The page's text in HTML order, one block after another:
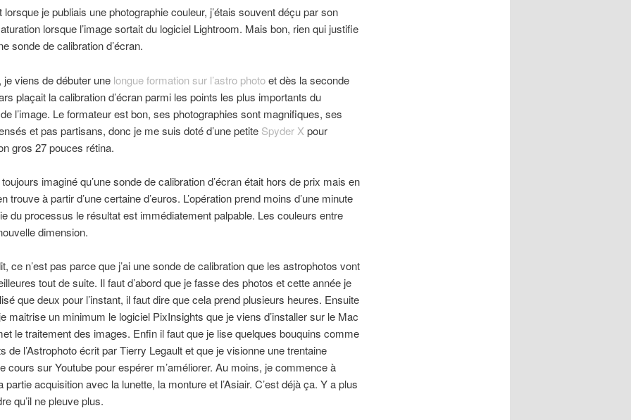
lorsque je publiais une photographie couleur, j’étais souvent déçu par son
lorsque l’image sortait du logiciel Lightroom. Mais bon, rien qui justifie
sonde de calibration d’écran.
je viens de débuter une longue formation sur l’astro photoet dès la seconde
plaçait la calibration d’écran parmi les points les plus importants du
l’image. Le formateur est bon, ses photographies sont magnifiques, ses
et pas partisans, donc je me suis doté d’une petite Spyder X pour
gros 27 pouces rétina.
imaginé qu’une sonde de calibration d’écran était hors de prix mais en
trouve à partir d’une certaine d’euros. L’opération prend moins d’une minute
du processus le résultat est immédiatement palpable. Les couleurs entre
dimension.
ce n’est pas parce que j’ai une sonde de calibration que les astrophotos vont
tout de suite. Il faut d’abord que je fasse des photos et cette année je
que deux pour l’instant, il faut dire que cela prend plusieurs heures. Ensuite
maitrise un minimum le logiciel PixInsights que je viens d’installer sur le Mac
le traitement des images. Enfin il faut que je lise quelques bouquins comme
de l’Astrophoto écrit par Tierry Legault et que je visionne une trentaine
cours sur Youtube pour espérer m’améliorer. Au moins, je commence à
partie acquisition avec la lunette, la monture et l’Asiair. C’est déjà ça. Y a plus
qu’il ne pleuve plus.